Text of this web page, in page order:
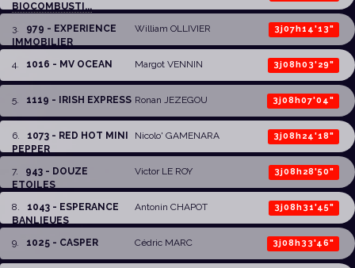
BIOCOMBUSTI...
3. 979 - EXPERIENCE
IMMOBILIER
William OLLIVIER 3j07h14'13"
4. 1016 - MV OCEAN Margot VENNIN 3j08h03'29"
5. 1119 - IRISH EXPRESS Ronan JEZEGOU 3j08h07'04"
6. 1073 - RED HOT MINI
PEPPER
Nicolo' GAMENARA 3j08h24'18"
7. 943 - DOUZE
ETOILES
Victor LE ROY 3j08h28'50"
8. 1043 - ESPERANCE
BANLIEUES
Antonin CHAPOT 3j08h31'45"
9. 1025 - CASPER Cédric MARC 3j08h33'46"